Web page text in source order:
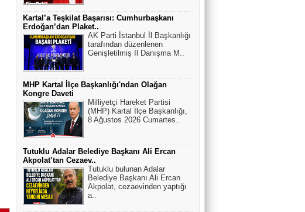
Kartal’a Teşkilat Başarısı: Cumhurbaşkanı
Erdoğan’dan Plaket..
AK Parti İstanbul İl Başkanlığı
tarafından düzenlenen
Genişletilmiş İl Danışma M..
MHP Kartal İlçe Başkanlığı'ndan Olağan
Kongre Daveti
Milliyetçi Hareket Partisi
(MHP) Kartal İlçe Başkanlığı,
8 Ağustos 2026 Cumartes..
Tutuklu Adalar Belediye Başkanı Ali Ercan
Akpolat’tan Cezaev..
Tutuklu bulunan Adalar
Belediye Başkanı Ali Ercan
Akpolat, cezaevinden yaptığı
a..